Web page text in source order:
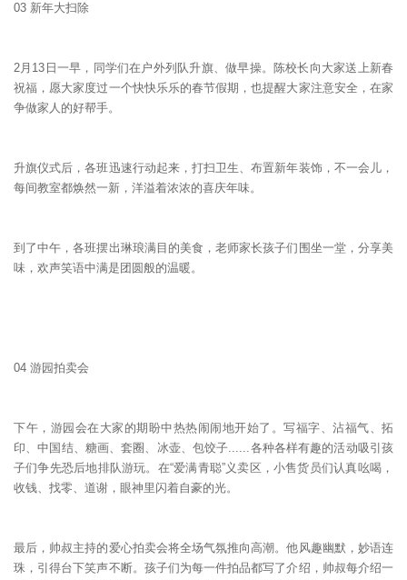
03 新年大扫除
2月13日一早，同学们在户外列队升旗、做早操。陈校长向大家送上新春
祝福，愿大家度过一个快快乐乐的春节假期，也提醒大家注意安全，在家
争做家人的好帮手。
升旗仪式后，各班迅速行动起来，打扫卫生、布置新年装饰，不一会儿，
每间教室都焕然一新，洋溢着浓浓的喜庆年味。
到了中午，各班摆出琳琅满目的美食，老师家长孩子们围坐一堂，分享美
味，欢声笑语中满是团圆般的温暖。
04 游园拍卖会
下午，游园会在大家的期盼中热热闹闹地开始了。写福字、沾福气、拓
印、中国结、糖画、套圈、冰壶、包饺子......各种各样有趣的活动吸引孩
子们争先恐后地排队游玩。在“爱满青聪”义卖区，小售货员们认真吆喝，
收钱、找零、道谢，眼神里闪着自豪的光。
最后，帅叔主持的爱心拍卖会将全场气氛推向高潮。他风趣幽默，妙语连
珠，引得台下笑声不断。孩子们为每一件拍品都写了介绍，帅叔每介绍一